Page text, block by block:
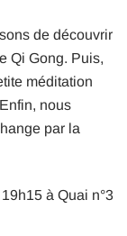
de découvrir
Qi Gong. Puis,
méditation
nous
par la
à Quai n°3